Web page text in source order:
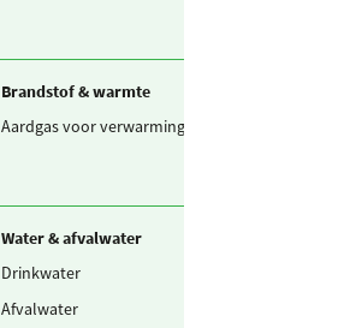
Brandstof & warmte
Aardgas voor verwarming
Water & afvalwater
Drinkwater
Afvalwater